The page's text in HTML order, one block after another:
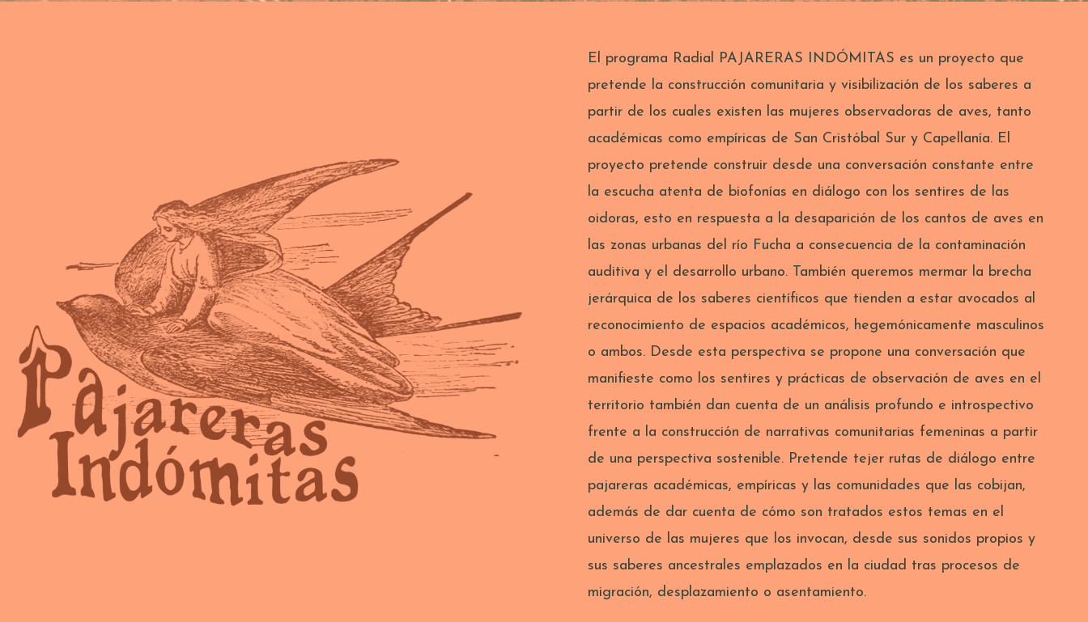
El programa Radial PAJARERAS INDÓMITAS es un proyecto que
pretende la construcción comunitaria y visibilización de los saberes a
partir de los cuales existen las mujeres observadoras de aves, tanto
académicas como empíricas de San Cristóbal Sur y Capellanía. El
proyecto pretende construir desde una conversación constante entre
la escucha atenta de biofonías en diálogo con los sentires de las
oidoras, esto en respuesta a la desaparición de los cantos de aves en
las zonas urbanas del río Fucha a consecuencia de la contaminación
auditiva y el desarrollo urbano. También queremos mermar la brecha
jerárquica de los saberes científicos que tienden a estar avocados al
reconocimiento de espacios académicos, hegemónicamente masculinos
o ambos. Desde esta perspectiva se propone una conversación que
manifieste como los sentires y prácticas de observación de aves en el
territorio también dan cuenta de un análisis profundo e introspectivo
frente a la construcción de narrativas comunitarias femeninas a partir
de una perspectiva sostenible. Pretende tejer rutas de diálogo entre
pajareras académicas, empíricas y las comunidades que las cobijan,
además de dar cuenta de cómo son tratados estos temas en el
universo de las mujeres que los invocan, desde sus sonidos propios y
sus saberes ancestrales emplazados en la ciudad tras procesos de
migración, desplazamiento o asentamiento.